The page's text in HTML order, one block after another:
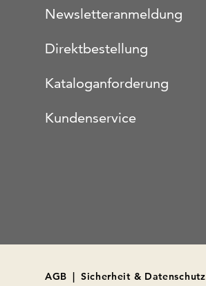
Newsletteranmeldung
Direktbestellung
Kataloganforderung
Kundenservice
AGB | Sicherheit & Datenschutz